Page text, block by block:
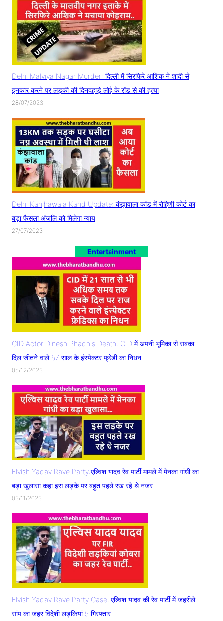
Delhi Malviya Nagar Murder: दिल्ली में सिरफिरे आशिक ने शादी से
इनकार करने पर लड़की की दिनदहाड़े लोहे के रॉड से की हत्या
28/07/2023
Delhi Kanjhawala Kand Update: कंझावाला कांड में रोहिणी कोर्ट का
बड़ा फैसला अंजलि को मिलेगा न्याय
27/07/2023
Entertainment
CID Actor Dinesh Phadnis Death: CID में अपनी भूमिका से सबका
दिल जीतने वाले 57 साल के इंस्पेक्टर फ्रेडी का निधन
05/12/2023
Elvish Yadav Rave Party:एल्विश यादव रेव पार्टी मामले में मेनका गांधी का
बड़ा खुलासा कहा इस लड़के पर बहुत पहले रख रहे थे नजर
03/11/2023
Elvish Yadav Rave Party Case: एल्विश यादव की रेव पार्टी में जहरीले
सांप का जहर विदेशी लड़कियां 5 गिरफ्तार